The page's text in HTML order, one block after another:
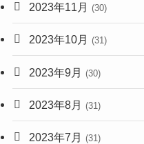
2023年11月 (30)
2023年10月 (31)
2023年9月 (30)
2023年8月 (31)
2023年7月 (31)